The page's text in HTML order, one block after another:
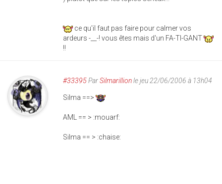
ce qu'il faut pas faire pour calmer vos
ardeurs -__-! vous êtes mais d'un FA-TI-GANT
!!
#33395ParSilmarillionle jeu 22/06/2006 à 13h04
Silma ==>
AML == > :mouarf:
Silma == > :chaise: